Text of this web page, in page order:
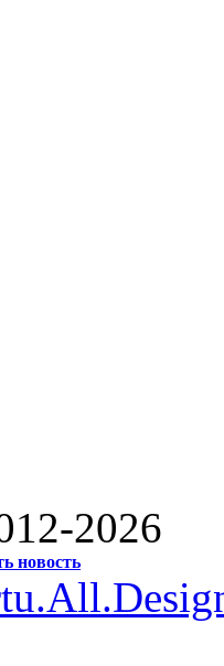
2026
новость